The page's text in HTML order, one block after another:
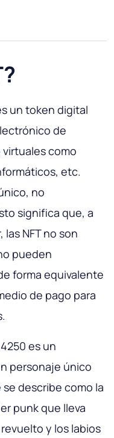
un token digital
de
como
etc.
no
significa que, a
NFT no son
pueden
forma equivalente
de pago para
es un
personaje único
describe como la
punk que lleva
y los labios